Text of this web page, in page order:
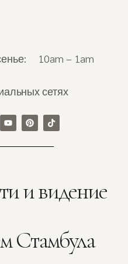
10am – 1am
сетях
и видение
Стамбула